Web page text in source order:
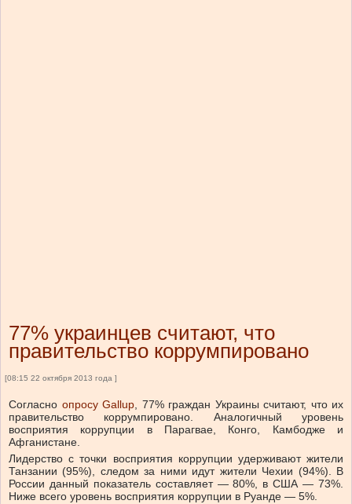
77% украинцев считают, что
правительство коррумпировано
[08:15 22 октября 2013 года ]
Согласно опросу Gallup, 77% граждан Украины считают, что их
правительство коррумпировано. Аналогичный уровень
восприятия коррупции в Парагвае, Конго, Камбодже и
Афганистане.
Лидерство с точки восприятия коррупции удерживают жители
Танзании (95%), следом за ними идут жители Чехии (94%). В
России данный показатель составляет — 80%, в США — 73%.
Ниже всего уровень восприятия коррупции в Руанде — 5%.